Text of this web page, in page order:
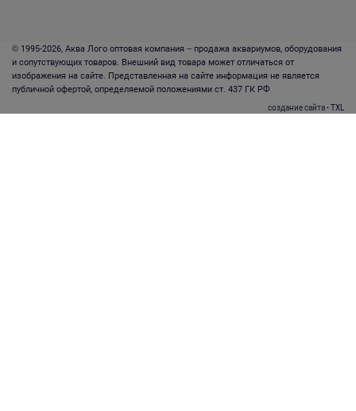
© 1995-2026, Аква Лого оптовая компания – продажа аквариумов, оборудования
и сопутствующих товаров. Внешний вид товара может отличаться от
изображения на сайте. Представленная на сайте информация не является
публичной офертой, определяемой положениями ст. 437 ГК РФ
создание сайта- TXL